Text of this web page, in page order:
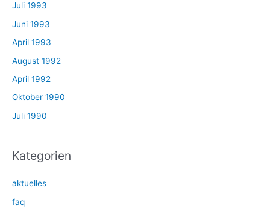
Juli 1993
Juni 1993
April 1993
August 1992
April 1992
Oktober 1990
Juli 1990
Kategorien
aktuelles
faq